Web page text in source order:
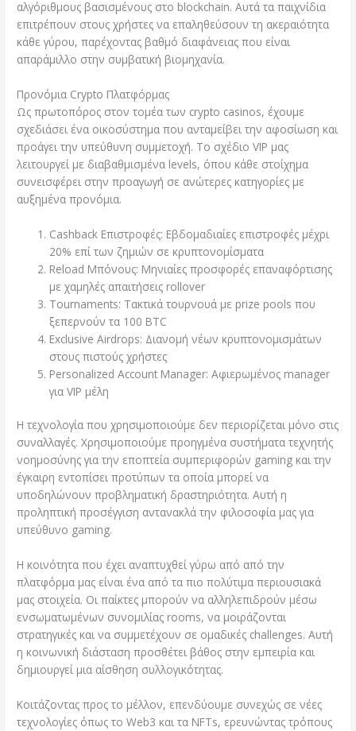
αλγόριθμους βασισμένους στο blockchain. Αυτά τα παιχνίδια
επιτρέπουν στους χρήστες να επαληθεύσουν τη ακεραιότητα
κάθε γύρου, παρέχοντας βαθμό διαφάνειας που είναι
απαράμιλλο στην συμβατική βιομηχανία.
Προνόμια Crypto Πλατφόρμας
Ως πρωτοπόρος στον τομέα των crypto casinos, έχουμε
σχεδιάσει ένα οικοσύστημα που ανταμείβει την αφοσίωση και
προάγει την υπεύθυνη συμμετοχή. Το σχέδιο VIP μας
λειτουργεί με διαβαθμισμένα levels, όπου κάθε στοίχημα
συνεισφέρει στην προαγωγή σε ανώτερες κατηγορίες με
αυξημένα προνόμια.
Cashback Επιστροφές: Εβδομαδιαίες επιστροφές μέχρι
20% επί των ζημιών σε κρυπτονομίσματα
Reload Μπόνους: Μηνιαίες προσφορές επαναφόρτισης
με χαμηλές απαιτήσεις rollover
Tournaments: Τακτικά τουρνουά με prize pools που
ξεπερνούν τα 100 BTC
Exclusive Airdrops: Διανομή νέων κρυπτονομισμάτων
στους πιστούς χρήστες
Personalized Account Manager: Αφιερωμένος manager
για VIP μέλη
Η τεχνολογία που χρησιμοποιούμε δεν περιορίζεται μόνο στις
συναλλαγές. Χρησιμοποιούμε προηγμένα συστήματα τεχνητής
νοημοσύνης για την εποπτεία συμπεριφορών gaming και την
έγκαιρη εντοπίσει προτύπων τα οποία μπορεί να
υποδηλώνουν προβληματική δραστηριότητα. Αυτή η
προληπτική προσέγγιση αντανακλά την φιλοσοφία μας για
υπεύθυνο gaming.
Η κοινότητα που έχει αναπτυχθεί γύρω από από την
πλατφόρμα μας είναι ένα από τα πιο πολύτιμα περιουσιακά
μας στοιχεία. Οι παίκτες μπορούν να αλληλεπιδρούν μέσω
ενσωματωμένων συνομιλίας rooms, να μοιράζονται
στρατηγικές και να συμμετέχουν σε ομαδικές challenges. Αυτή
η κοινωνική διάσταση προσθέτει βάθος στην εμπειρία και
δημιουργεί μια αίσθηση συλλογικότητας.
Κοιτάζοντας προς το μέλλον, επενδύουμε συνεχώς σε νέες
τεχνολογίες όπως το Web3 και τα NFTs, ερευνώντας τρόπους